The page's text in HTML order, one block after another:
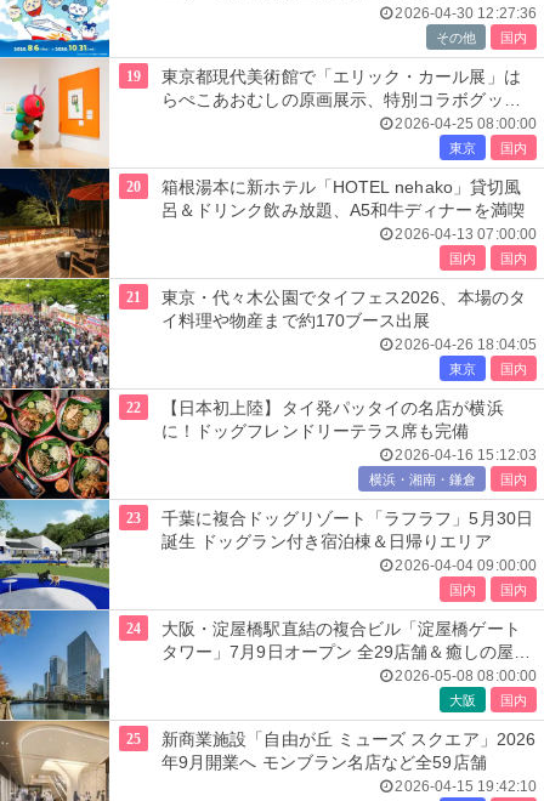
2026-04-30 12:27:36
その他 国内
19
東京都現代美術館で「エリック・カール展」は
らぺこあおむしの原画展示、特別コラボグッズ
2026-04-25 08:00:00
東京 国内
20
箱根湯本に新ホテル「HOTEL nehako」貸切風
呂＆ドリンク飲み放題、A5和牛ディナーを満喫
2026-04-13 07:00:00
国内 国内
21
東京・代々木公園でタイフェス2026、本場のタ
イ料理や物産まで約170ブース出展
2026-04-26 18:04:05
東京 国内
22
【日本初上陸】タイ発パッタイの名店が横浜
に！ドッグフレンドリーテラス席も完備
2026-04-16 15:12:03
横浜・湘南・鎌倉 国内
23
千葉に複合ドッグリゾート「ラフラフ」5月30日
誕生 ドッグラン付き宿泊棟＆日帰りエリア
2026-04-04 09:00:00
国内 国内
24
大阪・淀屋橋駅直結の複合ビル「淀屋橋ゲート
タワー」7月9日オープン 全29店舗＆癒しの屋上
2026-05-08 08:00:00
大阪 国内
25
新商業施設「自由が丘 ミューズ スクエア」2026
年9月開業へ モンブラン名店など全59店舗
2026-04-15 19:42:10